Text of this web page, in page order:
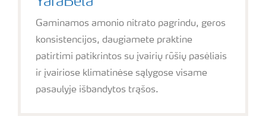
Gaminamos amonio nitrato pagrindu, geros
konsistencijos, daugiamete praktine
patirtimi patikrintos su įvairių rūšių pasėliais
ir įvairiose klimatinėse sąlygose visame
pasaulyje išbandytos trąšos.